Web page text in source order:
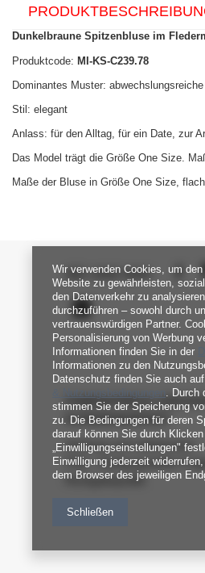
Dunkelbraune Spitzenbluse im
Produktcode: MI-KS-C239.78
Dominantes Muster:
Stil: elegant
Anlass: für den Alltag, für ein Date, zur
Das Model trägt die Größe One Size.
Maße der Bluse in Größe One Size,
SEI UNS NAH
FABRIKPREIS-
UNDENDIENST
Zahlung und Lieferkosten
FAQ - Häufig gestellte
Rückgabepolitik
Wir verwenden Cookies, um
Website zu gewährleisten,
den Datenverkehr zu
durchzuführen – sowohl durch
vertrauenswürdigen Partner.
Personalisierung von Werbung
Informationen finden Sie in der
Informationen zu den
Datenschutz finden Sie auch
& Nutzungsbedingungen . Durch
stimmen Sie der Speicherung
zu. Die Bedingungen für deren
darauf können Sie durch
„Einwilligungseinstellungen"
Einwilligung jederzeit
dem Browser des jeweiligen
Schließen